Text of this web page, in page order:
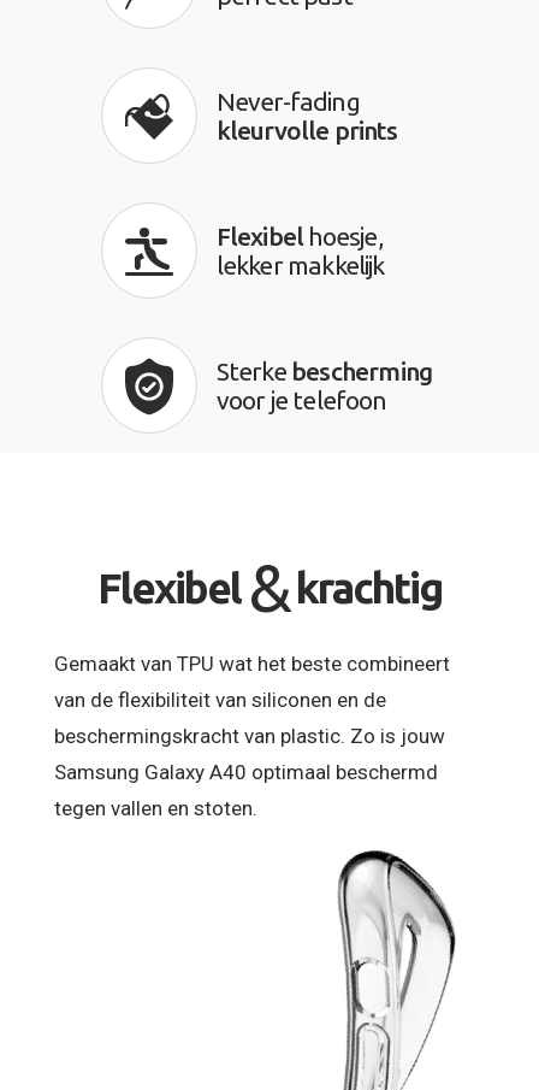
Never-fading
kleurvolle prints
Flexibelhoesje,
lekker makkelijk
Sterke bescherming
voor je telefoon
Flexibel &krachtig
Gemaakt van TPU wat het beste combineert
van de flexibiliteit van siliconen en de
beschermingskracht van plastic. Zo is jouw
Samsung Galaxy A40 optimaal beschermd
tegen vallen en stoten.